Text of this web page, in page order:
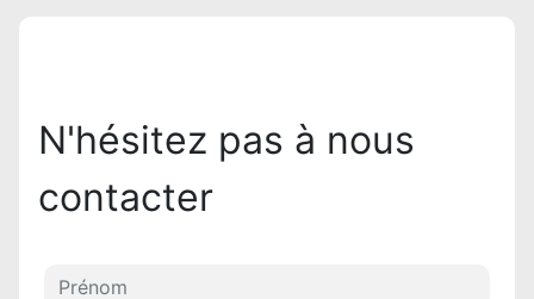
N'hésitez pas à nous
contacter